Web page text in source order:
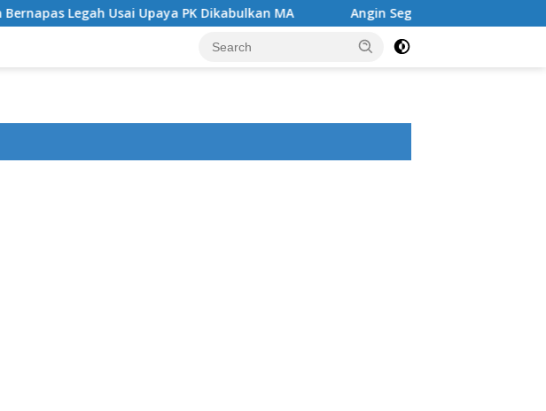
Usai Upaya PK Dikabulkan MA Angin Segar di Tengah Jeruji Besi ,MA